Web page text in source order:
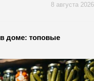
8 августа 2026
доме: топовые